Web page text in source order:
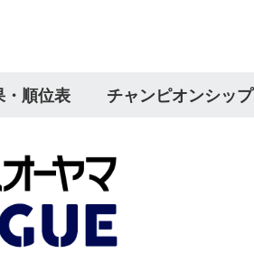
・順位表 チャンピオンシップ